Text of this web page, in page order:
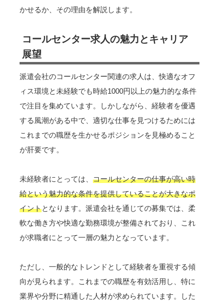
かせるか、その理由を解説します。
コールセンター求人の魅力とキャリア
展望
派遣会社のコールセンター関連の求人は、快適なオフ
ィス環境と未経験でも時給1000円以上の魅力的な条件
で注目を集めています。しかしながら、経験者を優遇
する風潮がある中で、適切な仕事を見つけるためには
これまでの職歴を生かせるポジションを見極めること
が肝要です。
未経験者にとっては、 コールセンターの仕事が高い時
給という魅力的な条件を提供していることが大きなポ
イントとなります。派遣会社を通じての募集では、柔
軟な働き方や快適な勤務環境が整備されており、これ
が求職者にとって一層の魅力となっています。
ただし、一般的なトレンドとして経験者を重視する傾
向が見られます。これまでの職歴を有効活用し、特に
業界や分野に精通した人材が求められています。した